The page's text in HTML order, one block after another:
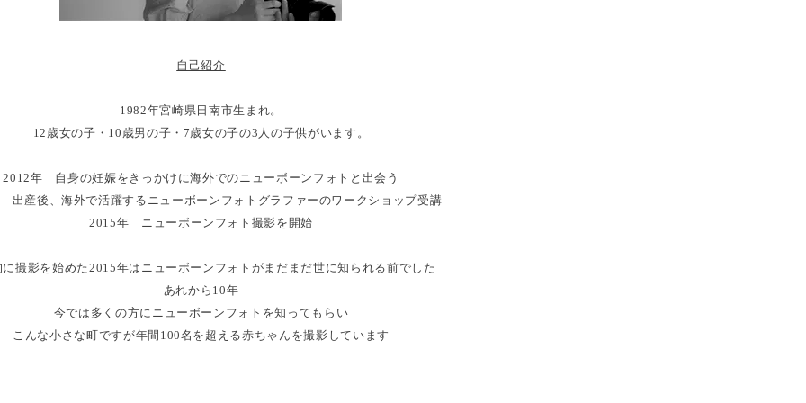
自己紹介
1982年宮崎県日南市生まれ。
12歳女の子・10歳男の子・7歳女の子の3人の子供がいます。
2012年 自身の妊娠をきっかけに海外でのニューボーンフォトと出会う
出産後、海外で活躍するニューボーンフォトグラファーのワークショップ受講
​2015年 ニューボーンフォト撮影を開始
に撮影を始めた2015年はニューボーンフォトがまだまだ世に知られる前でした
あれから10年
今では多くの方にニューボーンフォトを知ってもらい
こんな小さな町ですが年間100名を超える赤ちゃんを撮影しています